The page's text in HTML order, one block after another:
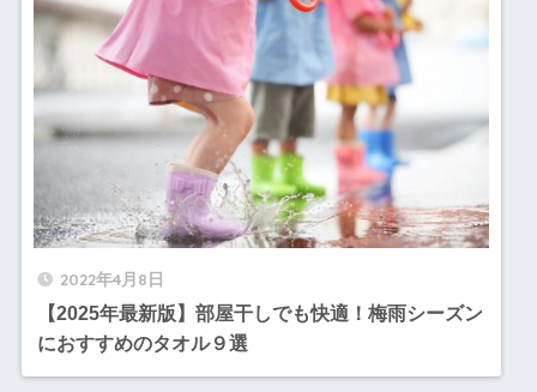
2022年4月8日
【2025年最新版】部屋干しでも快適！梅雨シーズン
におすすめのタオル９選